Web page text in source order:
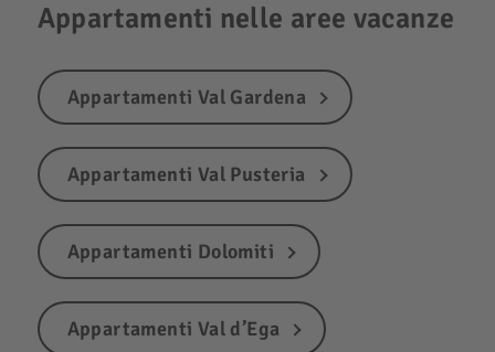
Appartamenti nelle aree vacanze
Appartamenti Val Gardena
Appartamenti Val Pusteria
Appartamenti Dolomiti
Appartamenti Val d’Ega